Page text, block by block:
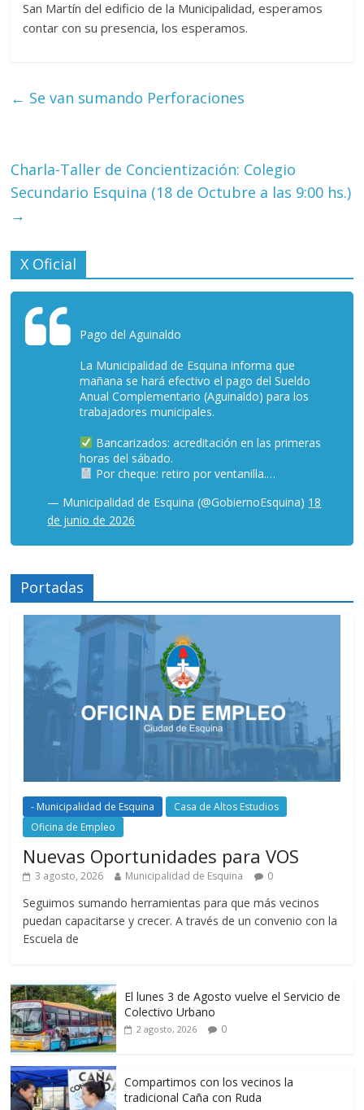
San Martín del edificio de la Municipalidad, esperamos
contar con su presencia, los esperamos.
← Se van sumando Perforaciones
Charla-Taller de Concientización: Colegio
Secundario Esquina (18 de Octubre a las 9:00 hs.)
→
X Oficial
Pago del Aguinaldo
La Municipalidad de Esquina informa que
mañana se hará efectivo el pago del Sueldo
Anual Complementario (Aguinaldo) para los
trabajadores municipales.
Bancarizados: acreditación en las primeras
horas del sábado.
Por cheque: retiro por ventanilla.…
— Municipalidad de Esquina (@GobiernoEsquina) 18
de junio de 2026
Portadas
- Municipalidad de Esquina
Casa de Altos Estudios
Oficina de Empleo
Nuevas Oportunidades para VOS
3 agosto, 2026 Municipalidad de Esquina 0
Seguimos sumando herramientas para que más vecinos
puedan capacitarse y crecer. A través de un convenio con la
Escuela de
El lunes 3 de Agosto vuelve el Servicio de
Colectivo Urbano
2 agosto, 2026 0
Compartimos con los vecinos la
tradicional Caña con Ruda